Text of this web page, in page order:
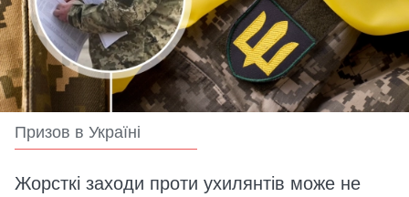
Призов в Україні
Жорсткі заходи проти ухилянтів може не